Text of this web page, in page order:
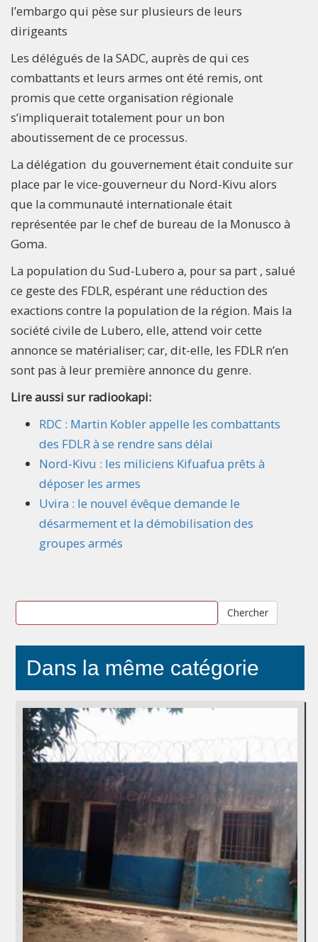
l’embargo qui pèse sur plusieurs de leurs
dirigeants
Les délégués de la SADC, auprès de qui ces
combattants et leurs armes ont été remis, ont
promis que cette organisation régionale
s’impliquerait totalement pour un bon
aboutissement de ce processus.
La délégation du gouvernement était conduite sur
place par le vice-gouverneur du Nord-Kivu alors
que la communauté internationale était
représentée par le chef de bureau de la Monusco à
Goma.
La population du Sud-Lubero a, pour sa part , salué
ce geste des FDLR, espérant une réduction des
exactions contre la population de la région. Mais la
société civile de Lubero, elle, attend voir cette
annonce se matérialiser; car, dit-elle, les FDLR n’en
sont pas à leur première annonce du genre.
Lire aussi sur radiookapi:
RDC : Martin Kobler appelle les combattants
des FDLR à se rendre sans délai
Nord-Kivu : les miliciens Kifuafua prêts à
déposer les armes
Uvira : le nouvel évêque demande le
désarmement et la démobilisation des
groupes armés
Chercher
Dans la même catégorie